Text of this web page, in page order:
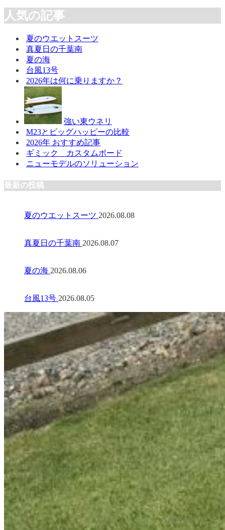
人気の記事
夏のウエットスーツ
真夏日の千葉南
夏の海
台風13号
2026年は何に乗りますか？
強い東ウネリ
M23とビッグハッピーの比較
2026年 おすすめ記事
ギミック カスタムボード
ニューモデルのソリューション
最新の投稿
夏のウエットスーツ 2026.08.08
真夏日の千葉南 2026.08.07
夏の海 2026.08.06
台風13号 2026.08.05